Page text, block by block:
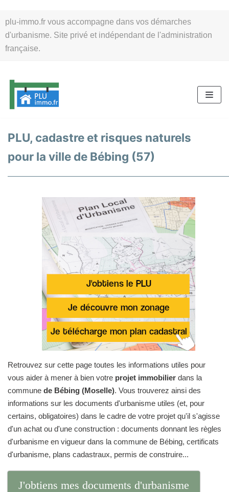
plu-immo.fr vous accompagne dans vos démarches
d'urbanisme. Site privé et indépendant de l'administration
française.
au
contenu
PLU, cadastre et risques naturels
pour la ville de Bébing (57)
Retrouvez sur cette page toutes les informations utiles pour
vous aider à mener à bien votre projet immobilier dans la
commune de Bébing (Moselle). Vous trouverez ainsi des
informations sur les documents d'urbanisme utiles (et, pour
certains, obligatoires) dans le cadre de votre projet qu'il s'agisse
d'un achat ou d'une construction : documents donnant les règles
d'urbanisme en vigueur dans la commune de Bébing, certificats
d'urbanisme, plans cadastraux, permis de construire...
J'obtiens mes documents d'urbanisme